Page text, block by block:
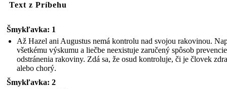
Text z Príbehu
Šmykľavka: 1
Až Hazel ani Augustus nemá kontrolu nad svojou rakovinou.
všetkému výskumu a liečbe neexistuje zaručený spôsob
odstránenia rakoviny. Zdá sa, že osud kontroluje, či je človek
alebo chorý.
Šmykľavka: 2